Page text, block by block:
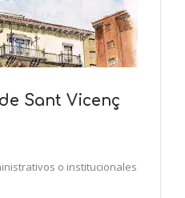
Sant Vicenç
o institucionales